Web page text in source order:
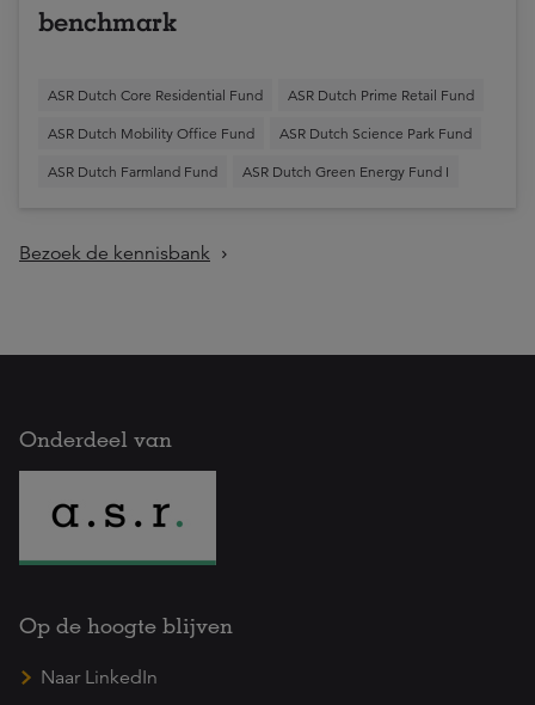
benchmark
ASR Dutch Core Residential Fund ASR Dutch Prime Retail Fund
ASR Dutch Mobility Office Fund ASR Dutch Science Park Fund
ASR Dutch Farmland Fund ASR Dutch Green Energy Fund I
Bezoek de kennisbank
Onderdeel van
Op de hoogte blijven
Naar LinkedIn